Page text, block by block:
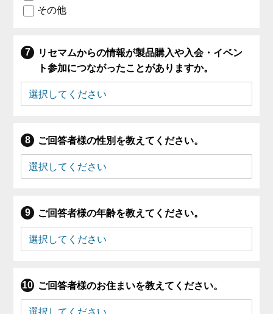
その他
リセマムからの情報が製品購入や入会・イベン
ト参加につながったことがありますか。
ご回答者様の性別を教えてください。
ご回答者様の年齢を教えてください。
ご回答者様のお住まいを教えてください。